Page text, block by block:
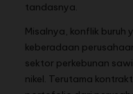
tandasnya.
Misalnya, konflik buruh
keberadaan
sektor perkebunan
nikel. Terutama